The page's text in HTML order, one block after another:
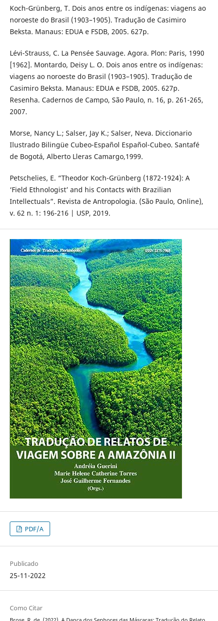
Koch-Grünberg, T. Dois anos entre os indígenas: viagens ao
noroeste do Brasil (1903–1905). Tradução de Casimiro
Beksta. Manaus: EDUA e FSDB, 2005. 627p.
Lévi-Strauss, C. La Pensée Sauvage. Agora. Plon: Paris, 1990
[1962]. Montardo, Deisy L. O. Dois anos entre os indígenas:
viagens ao noroeste do Brasil (1903–1905). Tradução de
Casimiro Beksta. Manaus: EDUA e FSDB, 2005. 627p.
Resenha. Cadernos de Campo, São Paulo, n. 16, p. 261-265,
2007.
Morse, Nancy L.; Salser, Jay K.; Salser, Neva. Diccionario
Ilustrado Bilingüe Cubeo-Español Español-Cubeo. Santafé
de Bogotá, Alberto Lleras Camargo,1999.
Petschelies, E. “Theodor Koch-Grünberg (1872-1924): A
‘Field Ethnologist’ and his Contacts with Brazilian
Intellectuals”. Revista de Antropologia. (São Paulo, Online),
v. 62 n. 1: 196-216 | USP, 2019.
PDF/A
Publicado
25-11-2022
Como Citar